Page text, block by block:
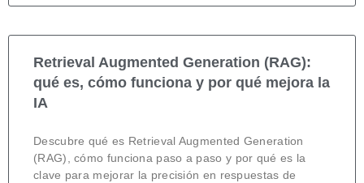
Retrieval Augmented Generation (RAG):
qué es, cómo funciona y por qué mejora la
IA
Descubre qué es Retrieval Augmented Generation
(RAG), cómo funciona paso a paso y por qué es la
clave para mejorar la precisión en respuestas de